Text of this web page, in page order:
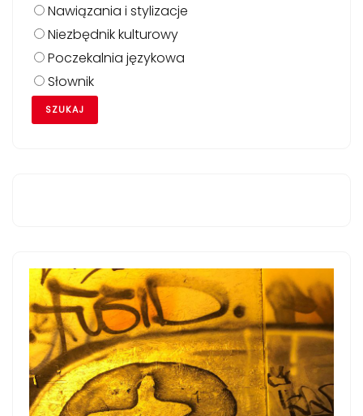
Nawiązania i stylizacje
Niezbędnik kulturowy
Poczekalnia językowa
Słownik